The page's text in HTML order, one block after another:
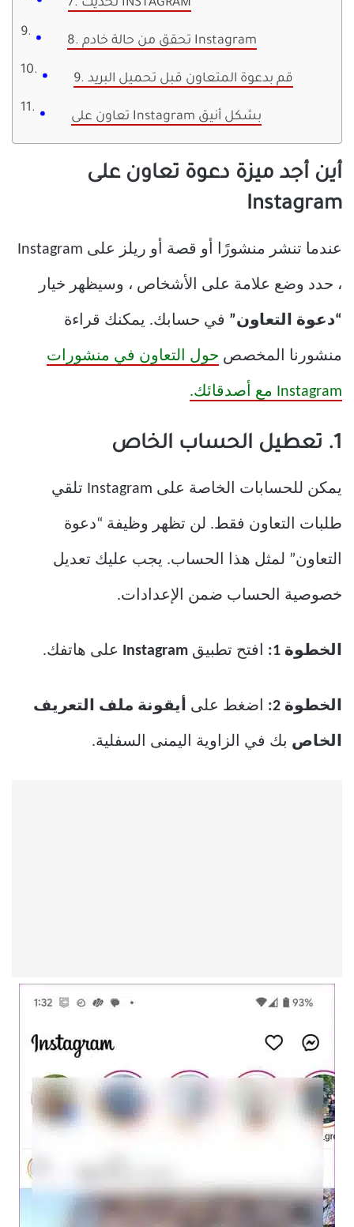
7. تحديث INSTAGRAM
8. تحقق من حالة خادم Instagram
9. قم بدعوة المتعاون قبل تحميل البريد
تعاون على Instagram بشكل أنيق
أين أجد ميزة دعوة تعاون على
Instagram
عندما تنشر منشورًا أو قصة أو ريلز على Instagram
، حدد وضع علامة على الأشخاص ، وسيظهر خيار
“دعوة التعاون” في حسابك. يمكنك قراءة
منشورنا المخصص حول التعاون في منشورات
Instagram مع أصدقائك.
1. تعطيل الحساب الخاص
يمكن للحسابات الخاصة على Instagram تلقي
طلبات التعاون فقط. لن تظهر وظيفة “دعوة
التعاون” لمثل هذا الحساب. يجب عليك تعديل
خصوصية الحساب ضمن الإعدادات.
الخطوة 1: افتح تطبيق Instagram على هاتفك.
الخطوة 2: اضغط على أيقونة ملف التعريف
الخاص بك في الزاوية اليمنى السفلية.